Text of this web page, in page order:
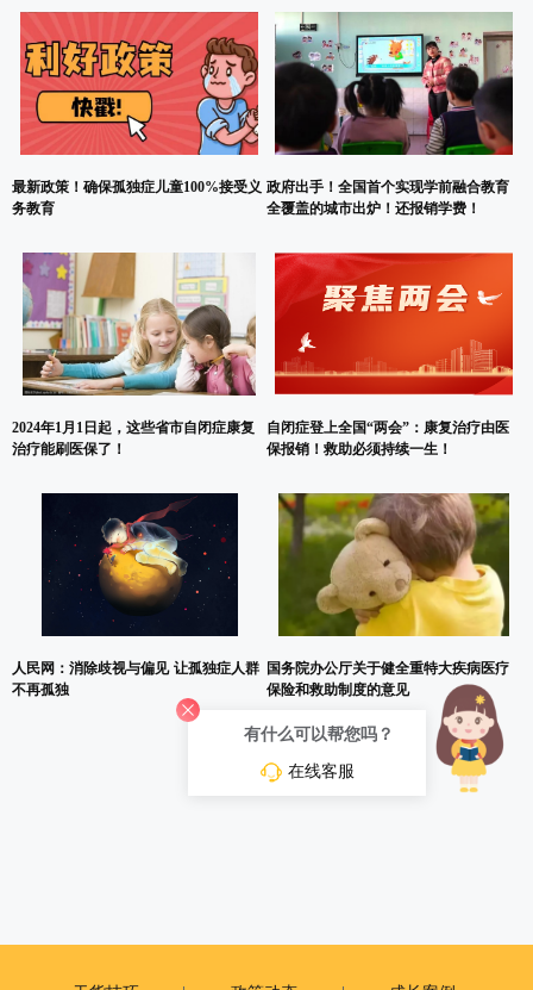
最新政策！确保孤独症儿童100%接受义
务教育
政府出手！全国首个实现学前融合教育
全覆盖的城市出炉！还报销学费！
2024年1月1日起，这些省市自闭症康复
治疗能刷医保了！
自闭症登上全国“两会”：康复治疗由医
保报销！救助必须持续一生！
人民网：消除歧视与偏见 让孤独症人群
不再孤独
国务院办公厅关于健全重特大疾病医疗
保险和救助制度的意见
有什么可以帮您吗？
在线客服